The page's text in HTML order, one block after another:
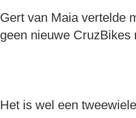
Gert van Maia vertelde
geen nieuwe
Het is wel een